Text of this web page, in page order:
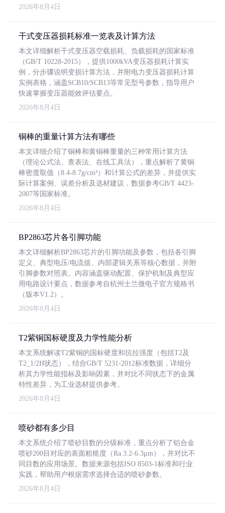
2026年8月4日
干式变压器损耗标准一览表及计算方法
本文详细解析干式变压器空载损耗、负载损耗的国家标准
（GB/T 10228-2015），提供1000kVA变压器损耗计算实
例，分步骤说明变损计算方法，并附电力变压器损耗计算
实例表格，涵盖SCB10/SCB13等常见型号参数，指导用户
快速掌握变压器能效评估要点。
2026年8月4日
铜棒的重量计算方法有哪些
本文详细介绍了铜棒和黄铜棒重量的三种常用计算方法
（理论公式法、查表法、在线工具法），重点解析了黄铜
棒密度取值（8.4-8.7g/cm³）和计算公式的差异，并提供实
际计算案例、误差分析及选材建议，数据参考GB/T 4423-
2007等国家标准。
2026年8月4日
BP2863芯片各引脚功能
本文详细解析BP2863芯片的引脚功能及参数，包括各引脚
定义、典型电压/电流值、内部逻辑关系等核心数据，并附
引脚参数对照表。内容涵盖驱动配置、保护机制及典型应
用电路设计要点，数据参考自杭州士兰微电子官方规格书
（版本V1.2）。
2026年8月4日
T2紫铜国标硬度及力学性能分析
本文系统解读T2紫铜的国标硬度和抗拉强度（包括T2及
T2_1/2H状态），结合GB/T 5231-2012标准数据，详细分
析其力学性能指标及影响因素，并对比不同状态下的金属
特性差异，为工业选材提供参考。
2026年8月4日
喷砂都有多少目
本文系统介绍了喷砂目数的分级标准，重点分析了铝合金
喷砂200目对应的表面粗糙度（Ra 3.2-6.3μm），并对比不
同目数的应用场景。数据来源包括ISO 8503-1标准和行业
实践，帮助用户根据需求选择合适的喷砂参数。
2026年8月4日